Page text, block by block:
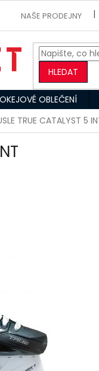
NAŠE PRODEJNY
HLEDAT
OBLEČENÍ
TRUE CATALYST 5